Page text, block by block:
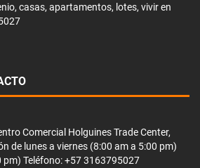
casas, apartamentos, lotes, vivir en
Comercial Holguines Trade Center,
de lunes a viernes (8:00 am a 5:00 pm)
pm) Teléfono: +57 3163795027